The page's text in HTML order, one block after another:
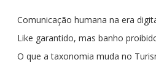
a
r
p
Comunicação humana na era
Like garantido, mas banho
O que a taxonomia muda no